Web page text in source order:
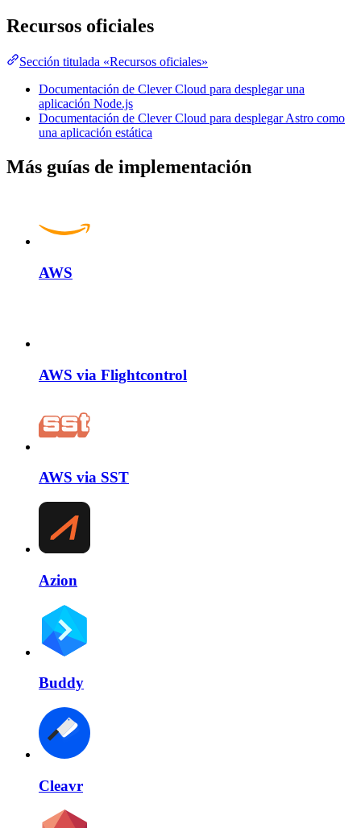
Recursos oficiales
Sección titulada «Recursos oficiales»
Documentación de Clever Cloud para desplegar una
aplicación Node.js
Documentación de Clever Cloud para desplegar Astro como
una aplicación estática
Más guías de implementación
AWS
AWS via Flightcontrol
AWS via SST
Azion
Buddy
Cleavr